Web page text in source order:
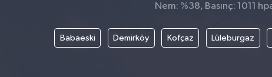
Nem: %38, Basınç: 1011
Babaeski Demirköy Kofçaz Lüleburgaz